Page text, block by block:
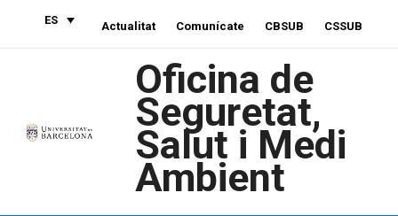
ES Actualitat Comunícate CBSUB CSSUB
Oficina de
Seguretat,
Salut i Medi
Ambient